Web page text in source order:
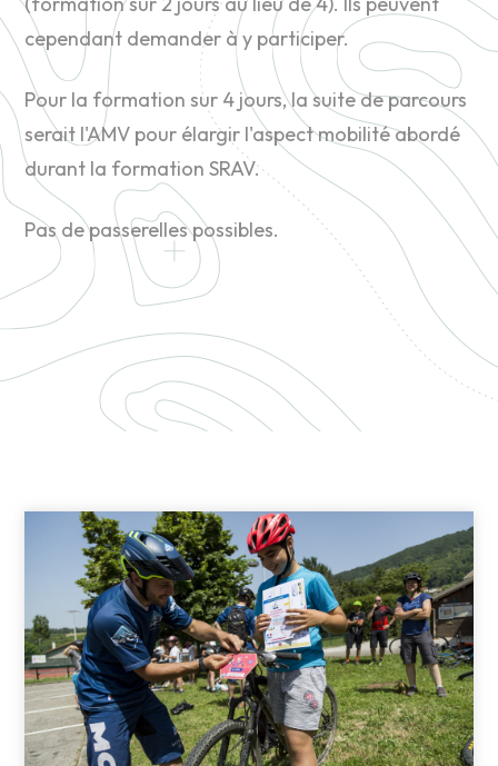
cependant demander à y participer.
Pour la formation sur 4 jours, la suite de parcours
serait l'AMV pour élargir l'aspect mobilité abordé
durant la formation SRAV.
Pas de passerelles possibles.